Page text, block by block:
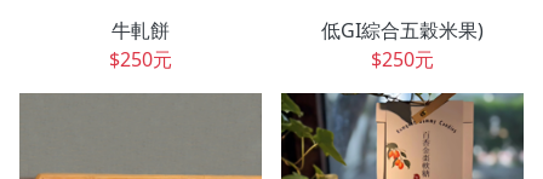
牛軋餅
$250元
低GI綜合五穀米果)
$250元